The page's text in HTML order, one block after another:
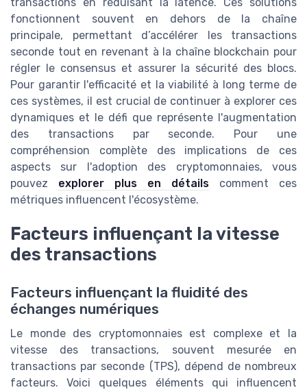
fonctionnent souvent en dehors de la chaîne
principale, permettant d’accélérer les transactions
seconde tout en revenant à la chaîne blockchain pour
régler le consensus et assurer la sécurité des blocs.
Pour garantir l'efficacité et la viabilité à long terme de
ces systèmes, il est crucial de continuer à explorer ces
dynamiques et le défi que représente l'augmentation
des transactions par seconde. Pour une
compréhension complète des implications de ces
aspects sur l'adoption des cryptomonnaies, vous
pouvez explorer plus en détails comment ces
métriques influencent l'écosystème.
Facteurs influençant la vitesse
des transactions
Facteurs influençant la fluidité des
échanges numériques
Le monde des cryptomonnaies est complexe et la
vitesse des transactions, souvent mesurée en
transactions par seconde (TPS), dépend de nombreux
facteurs. Voici quelques éléments qui influencent